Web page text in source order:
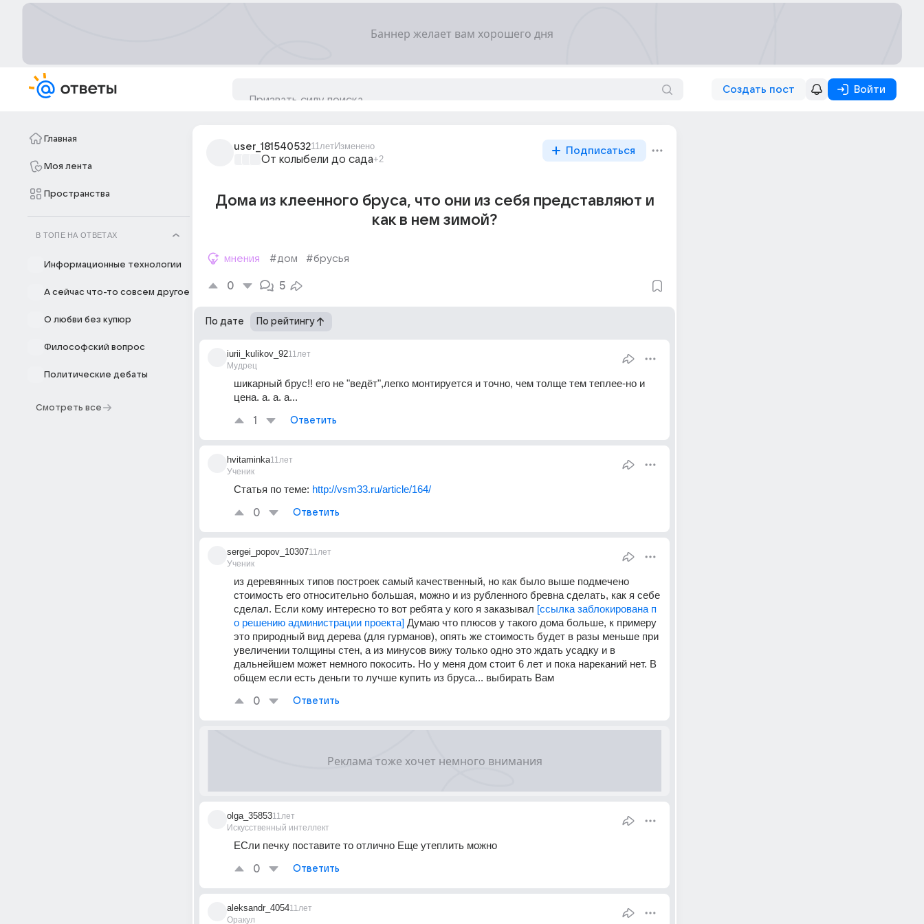
Создать пост Войти
Главная
Моя лента
Пространства
В ТОПЕ НА ОТВЕТАХ
Информационные технологии
А сейчас что-то совсем другое
О любви без купюр
Философский вопрос
Политические дебаты
Смотреть все
user_18154053211летИзменено
От колыбели до сада+2
Подписаться
Дома из клеенного бруса, что они из себя представляют и
как в нем зимой?
мнения #дом #брусья
0 5
По дате По рейтингу
iurii_kulikov_92
Мудрец
11лет
шикарный брус!! его не "ведёт",легко монтируется и точно, чем толще тем теплее-но и
цена. а. а. а...
1 Ответить
hvitaminka
Ученик
11лет
Статья по теме: http://vsm33.ru/article/164/
0 Ответить
sergei_popov_10307
Ученик
11лет
из деревянных типов построек самый качественный, но как было выше подмечено
стоимость его относительно большая, можно и из рубленного бревна сделать, как я себе
сделал. Если кому интересно то вот ребята у кого я заказывал [ссылка заблокирована п
о решению администрации проекта] Думаю что плюсов у такого дома больше, к примеру
это природный вид дерева (для гурманов), опять же стоимость будет в разы меньше при
увеличении толщины стен, а из минусов вижу только одно это ждать усадку и в
дальнейшем может немного покосить. Но у меня дом стоит 6 лет и пока нареканий нет. В
общем если есть деньги то лучше купить из бруса... выбирать Вам
0 Ответить
olga_35853
Искусственный интеллект
11лет
ЕСли печку поставите то отлично Еще утеплить можно
0 Ответить
aleksandr_4054
Оракул
11лет